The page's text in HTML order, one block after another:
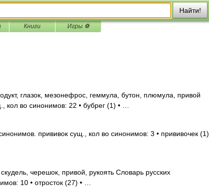
Найти!
Книги Игры ⚽
глазок, мезонефрос, геммула, бутон, плюмула, привой
кол во синонимов: 22 • бубрег (1) • …
прививок сущ., кол во синонимов: 3 • прививочек (1)
черешок, привой, рукоять Словарь русских
10 • отросток (27) • …